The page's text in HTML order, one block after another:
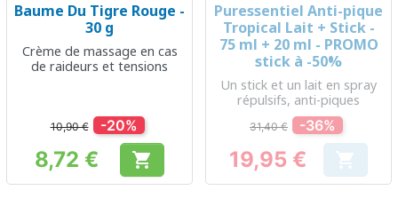
Baume Du Tigre Rouge -
30 g
Crème de massage en cas
de raideurs et tensions
10,90 € -20%
Prix
8,72 € 
Puressentiel Anti-pique
Tropical Lait + Stick -
75 ml + 20 ml - PROMO
stick à -50%
Un stick et un lait en spray
répulsifs, anti-piques
31,40 € -36%
Prix
19,95 € 